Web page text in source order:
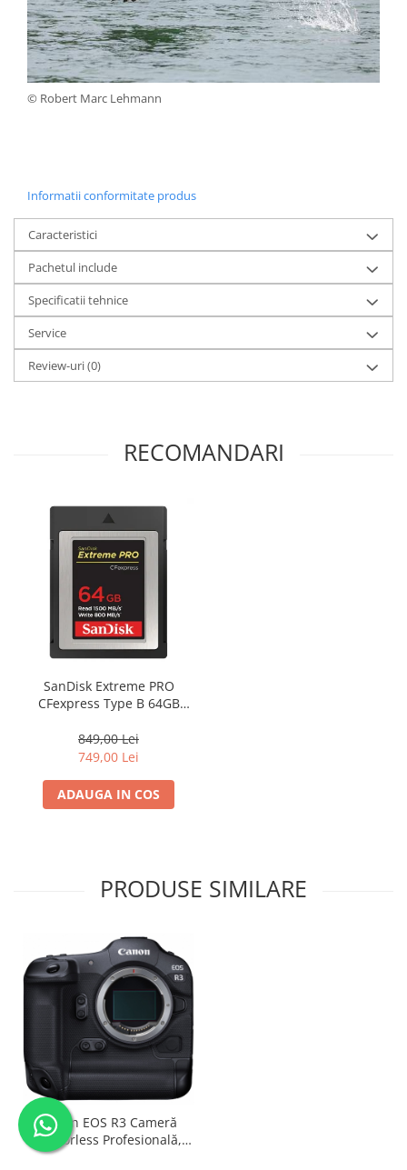
© Robert Marc Lehmann
Informatii conformitate produs
Caracteristici
Pachetul include
Specificatii tehnice
Service
Review-uri(0)
RECOMANDARI
SanDisk Extreme PRO
CFexpress Type B 64GB
849,00 Lei
749,00 Lei
ADAUGA IN COS
PRODUSE SIMILARE
Canon EOS R3 Cameră
Mirrorless Profesională,
Senzor Stacked 24.1MP,